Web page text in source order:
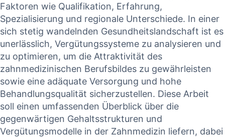
Faktoren wie Qualifikation, Erfahrung,
Spezialisierung und regionale Unterschiede. ⁢In⁣ einer
sich stetig wandelnden Gesundheitslandschaft ist ​es
unerlässlich, Vergütungssysteme⁢ zu analysieren ‍und
zu⁢ optimieren, um ‍die ‍Attraktivität des
zahnmedizinischen‍ Berufsbildes zu​ gewährleisten⁤
sowie eine adäquate ​Versorgung und ⁢hohe
‍Behandlungsqualität ‌sicherzustellen. Diese Arbeit
soll einen umfassenden Überblick über⁢ die
gegenwärtigen Gehaltsstrukturen und⁤
Vergütungsmodelle in der Zahnmedizin liefern, dabei